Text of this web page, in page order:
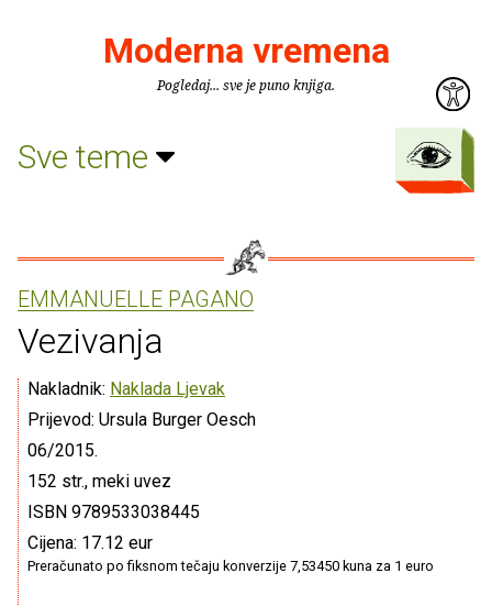
Moderna vremena
Pogledaj... sve je puno knjiga.
Sve teme
EMMANUELLE PAGANO
Vezivanja
Nakladnik: Naklada Ljevak
Prijevod: Ursula Burger Oesch
06/2015.
152 str., meki uvez
ISBN 9789533038445
Cijena: 17.12 eur
Preračunato po fiksnom tečaju konverzije 7,53450 kuna za 1 euro